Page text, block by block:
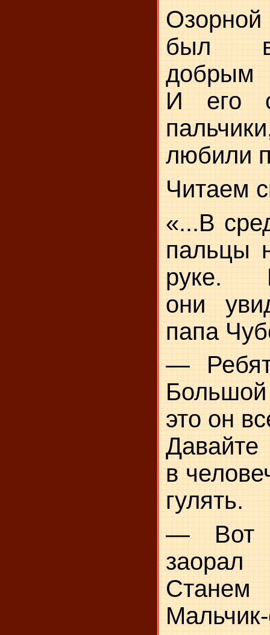
Озорной
был
добрым
И его
любили
Читаем
«...В
пальцы
руке.
они
папа
—
это он
в
гулять.
— Вот
Станем